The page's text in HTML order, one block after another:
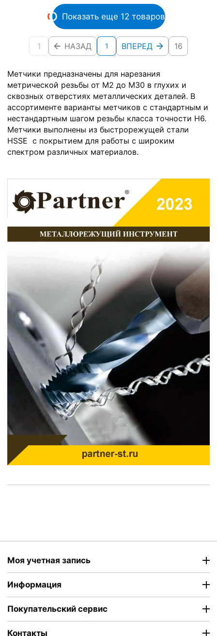
Показать еще 12 товаров
1 НАЗАД 1 ВПЕРЕД 16
Метчики предназначены для нарезания
метрической резьбы от М2 до М30 в глухих и
сквозных отверстиях металлических деталей. В
ассортименте варианты метчиков с стандартным и
нестандартным шагом резьбы класса точности H6.
Метчики выполнены из быстрорежущей стали
HSSE с покрытием для работы с широким
спектром различных материалов.
Моя учетная запись
Информация
Покупательский сервис
Контакты